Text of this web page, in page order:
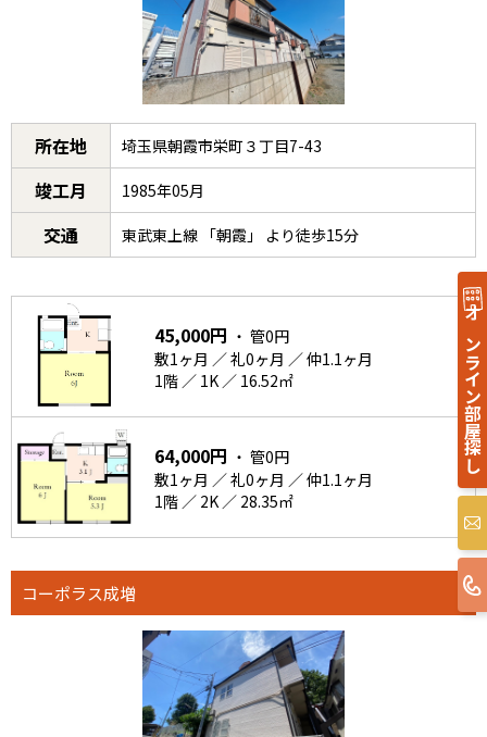
所在地 埼玉県朝霞市栄町３丁目7-43
竣工月 1985年05月
交通 東武東上線 「朝霞」 より徒歩15分
45,000円 ・ 管0円
敷1ヶ月 ／ 礼0ヶ月 ／ 仲1.1ヶ月
1階 ／ 1K ／ 16.52㎡
64,000円 ・ 管0円
敷1ヶ月 ／ 礼0ヶ月 ／ 仲1.1ヶ月
1階 ／ 2K ／ 28.35㎡
コーポラス成増
オンライン部屋探し